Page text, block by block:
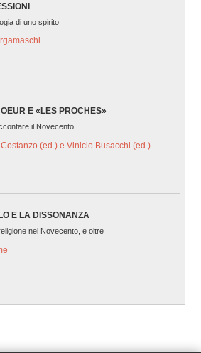
di uno spirito
E «LES PROCHES»
il Novecento
(ed.) e Vinicio Busacchi (ed.)
E LA DISSONANZA
nel Novecento, e oltre